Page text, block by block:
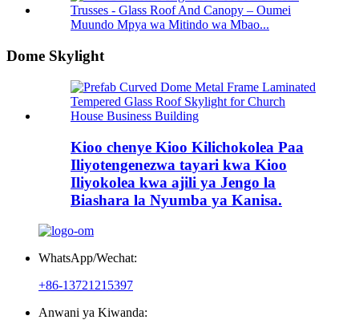
Muundo Mpya wa Mitindo wa Mbao...
Dome Skylight
Kioo chenye Kioo Kilichokolea Paa
Iliyotengenezwa tayari kwa Kioo
Iliyokolea kwa ajili ya Jengo la
Biashara la Nyumba ya Kanisa.
WhatsApp/Wechat:
+86-13721215397
Anwani ya Kiwanda: